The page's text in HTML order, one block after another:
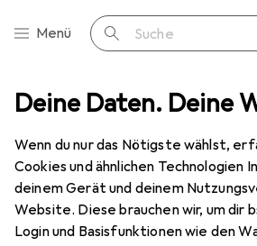
Deine Daten. Deine
Wenn du nur das Nötigste wählst,
Cookies und ähnlichen Technologien
deinem Gerät und deinem
Website. Diese brauchen wir, um dir
Login und Basisfunktionen wie den
Navigation nach Kategorien
Menü Suche
Sportsocken JAKO
3 Bilder
EUR
40,63